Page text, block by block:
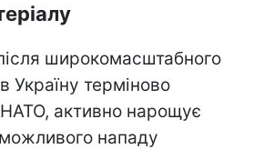
широкомасштабного
Україну терміново
активно нарощує
нападу